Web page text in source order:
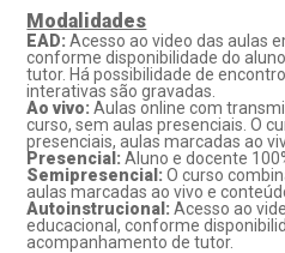
Modalidades
EAD:Acesso ao video das aulas
conforme disponibilidade do
tutor. Há possibilidade de
interativas são gravadas.
Ao vivo: Aulas online com
curso, sem aulas presenciais. O
presenciais, aulas marcadas ao
Presencial:Aluno e docente
Semipresencial:O curso
aulas marcadas ao vivo e
Autoinstrucional:Acesso ao
educacional, conforme
acompanhamento de tutor.